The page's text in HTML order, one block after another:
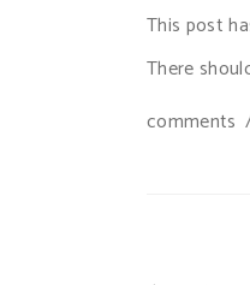
This post
There
comments